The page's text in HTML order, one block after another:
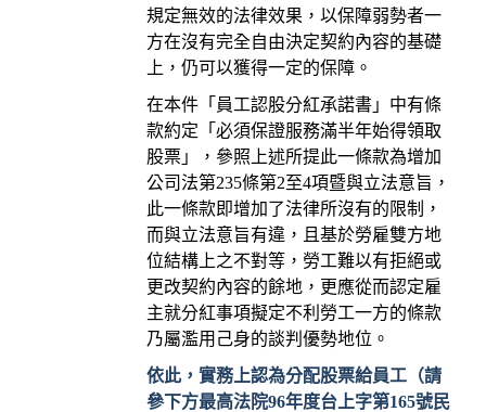
規定無效的法律效果，以保障弱勢者一
方在沒有完全自由決定契約內容的基礎
上，仍可以獲得一定的保障。
在本件「員工認股分紅承諾書」中有條
款約定「必須保證服務滿半年始得領取
股票」，參照上述所提此一條款為增加
公司法第235條第2至4項暨與立法意旨，
此一條款即增加了法律所沒有的限制，
而與立法意旨有違，且基於勞雇雙方地
位結構上之不對等，勞工難以有拒絕或
更改契約內容的餘地，更應從而認定雇
主就分紅事項擬定不利勞工一方的條款
乃屬濫用己身的談判優勢地位。
依此，實務上認為分配股票給員工（請
參下方最高法院96年度台上字第165號民